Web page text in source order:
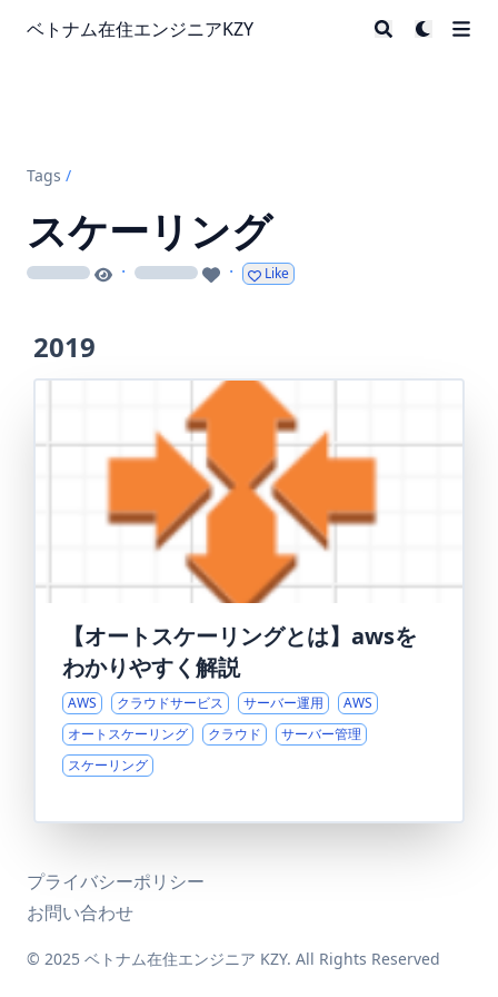
ベトナム在住エンジニアKZY
Tags /
スケーリング
loading · loading · Like
2019
【オートスケーリングとは】awsを
わかりやすく解説
AWS クラウドサービス サーバー運用
AWS
オートスケーリング
クラウド
サーバー管理
スケーリング
プライバシーポリシー
お問い合わせ
© 2025 ベトナム在住エンジニア KZY. All Rights Reserved